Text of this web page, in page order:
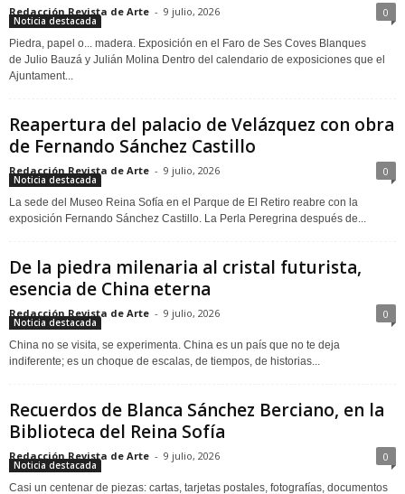
Redacción Revista de Arte - 9 julio, 2026 0
Noticia destacada
Piedra, papel o... madera. Exposición en el Faro de Ses Coves Blanques
de Julio Bauzá y Julián Molina Dentro del calendario de exposiciones que el
Ajuntament...
Reapertura del palacio de Velázquez con obra
de Fernando Sánchez Castillo
Redacción Revista de Arte - 9 julio, 2026 0
Noticia destacada
La sede del Museo Reina Sofía en el Parque de El Retiro reabre con la
exposición Fernando Sánchez Castillo. La Perla Peregrina después de...
De la piedra milenaria al cristal futurista,
esencia de China eterna
Redacción Revista de Arte - 9 julio, 2026 0
Noticia destacada
China no se visita, se experimenta. China es un país que no te deja
indiferente; es un choque de escalas, de tiempos, de historias...
Recuerdos de Blanca Sánchez Berciano, en la
Biblioteca del Reina Sofía
Redacción Revista de Arte - 9 julio, 2026 0
Noticia destacada
Casi un centenar de piezas: cartas, tarjetas postales, fotografías, documentos